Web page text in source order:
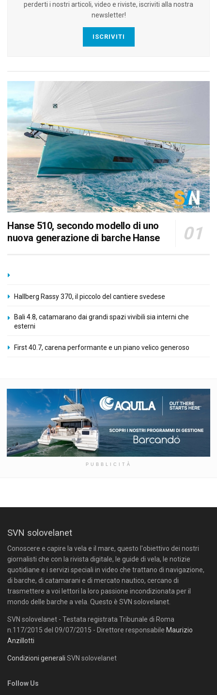
perderti i nostri articoli, video e riviste, iscriviti alla nostra
newsletter!
ISCRIVITI
Hanse 510, secondo modello di uno
nuova generazione di barche Hanse
Hallberg Rassy 370, il piccolo del cantiere svedese
Bali 4.8, catamarano dai grandi spazi vivibili sia interni che
esterni
First 40.7, carena performante e un piano velico generoso
PUBBLICITÀ
SVN solovelanet
Conoscere e capire la vela e il mare, questo l'obiettivo dei nostri
giornalisti che con la rivista digitale, le guide di vela, le notizie
quotidiane e i servizi speciali in video che trattano di navigazione,
di barche, di catamarani e di mercato nautico, cercano di
trasmettere a voi lettori la loro passione incondizionata per il
mondo delle barche a vela. Questo è SVN solovelanet.
SVN solovelanet - Testata registrata Tribunale di Roma
n.117/2015 del 09/07/2015 - Direttore responsabile Maurizio
Anzillotti
Condizioni generali SVN solovelanet
Follow Us